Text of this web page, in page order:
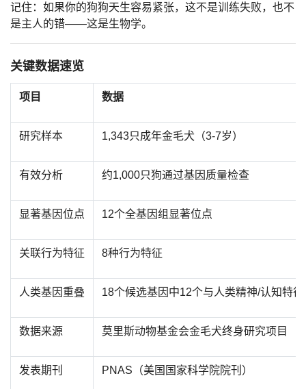
记住：如果你的狗狗天生容易紧张，这不是训练失败，也不
是主人的错——这是生物学。
关键数据速览
项目 数据
研究样本 1,343只成年金毛犬（3-7岁）
有效分析 约1,000只狗通过基因质量检查
显著基因位点 12个全基因组显著位点
关联行为特征 8种行为特征
人类基因重叠 18个候选基因中12个与人类精神/认知特
数据来源 莫里斯动物基金会金毛犬终身研究项目
发表期刊 PNAS（美国国家科学院院刊）